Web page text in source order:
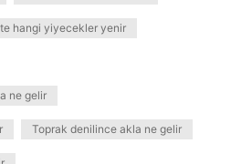
hangi yiyecekler yenir
ne gelir
Toprak denilince akla ne gelir